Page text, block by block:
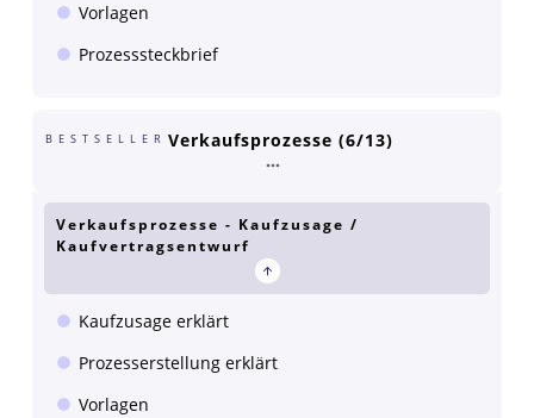
Vorlagen
Prozesssteckbrief
BESTSELLER Verkaufsprozesse (6/13)
Verkaufsprozesse - Kaufzusage /
Kaufvertragsentwurf
Kaufzusage erklärt
Prozesserstellung erklärt
Vorlagen